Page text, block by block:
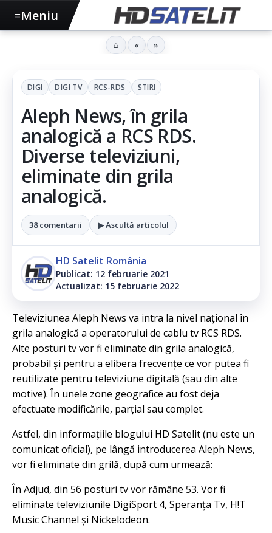
DIGI DIGI TV RCS-RDS STIRI
Aleph News, în grila
analogică a RCS RDS.
Diverse televiziuni,
eliminate din grila
analogică.
38 comentarii ▶ Ascultă articolul
HD Satelit România
Publicat: 12 februarie 2021
Actualizat: 15 februarie 2022
Televiziunea Aleph News va intra la nivel național în
grila analogică a operatorului de cablu tv RCS RDS.
Alte posturi tv vor fi eliminate din grila analogică,
probabil și pentru a elibera frecvențe ce vor putea fi
reutilizate pentru televiziune digitală (sau din alte
motive). În unele zone geografice au fost deja
efectuate modificările, parțial sau complet.
Astfel, din informațiile blogului HD Satelit (nu este un
comunicat oficial), pe lângă introducerea Aleph News,
vor fi eliminate din grilă, după cum urmează:
În Adjud, din 56 posturi tv vor rămâne 53. Vor fi
eliminate televiziunile DigiSport 4, Speranța Tv, H!T
Music Channel și Nickelodeon.
≡Meniu
⌂ « »